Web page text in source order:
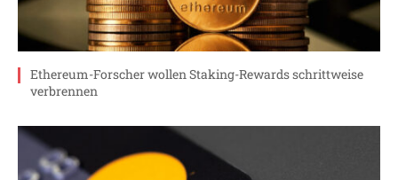
Ethereum-Forscher wollen Staking-Rewards schrittweise
verbrennen